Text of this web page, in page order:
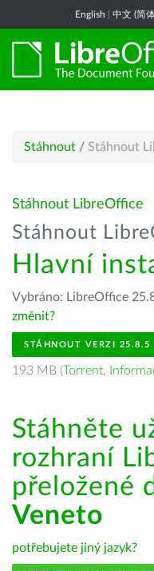
English 中文 (简
Stáhnout / Stáhnout
Stáhnout LibreOffice
Stáhnout
Hlavní
Vybráno: LibreOffice
změnit?
STÁHNOUT VERZI 25.8.5
193 MB (Torrent,
Stáhněte
rozhraní
přeložené
Veneto
potřebujete jiný jazyk?